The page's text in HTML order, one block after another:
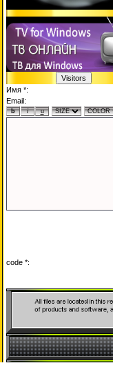
Имя *:
Email:
code *: